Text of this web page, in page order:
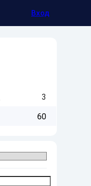
Вход
3
60